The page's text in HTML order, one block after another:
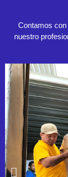
Contamos
nuestro